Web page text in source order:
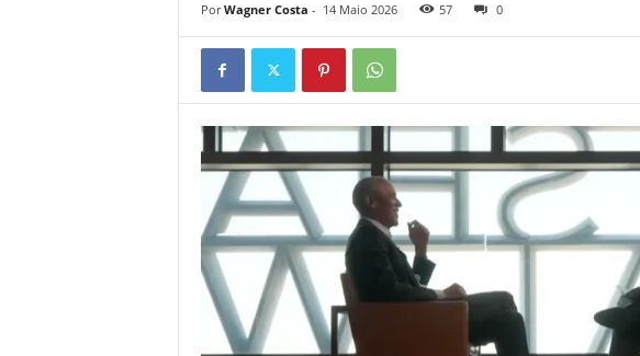
Por Wagner Costa - 14 Maio 2026 57 0